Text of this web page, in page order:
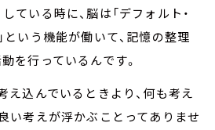
ている時に、脳は「デフォルト・
という機能が働いて、記憶の整理
を行っているんです。
え込んでいるときより、何も考え
い考えが浮かぶことってありませ